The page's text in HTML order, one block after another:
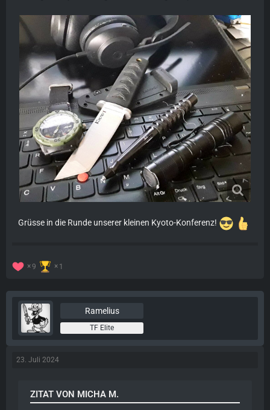
Grüsse in die Runde unserer kleinen Kyoto-Konferenz!
9 1
Ramelius
TF Elite
23. Juli 2024
ZITAT VON MICHA M.